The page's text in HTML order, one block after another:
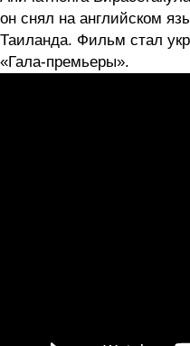
он снял на английском
Таиланда. Фильм стал
«Гала-премьеры».